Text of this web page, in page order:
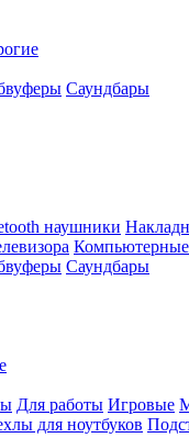
Саундбары
наушники
Саундбары
Для работы Игровые
для ноутбуков